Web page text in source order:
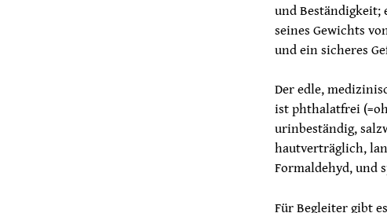
und
seines Gewichts
und ein sicheres
Der edle,
ist phthalatfrei
urinbeständig,
hautverträglich,
Formaldehyd, und
Für Begleiter gibt